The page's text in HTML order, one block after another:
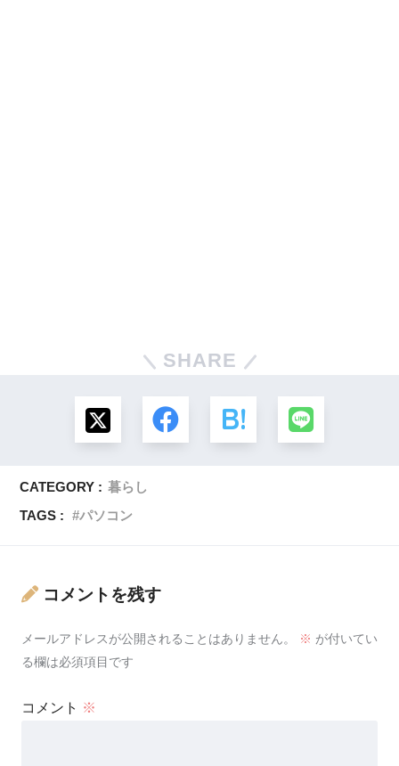
SHARE
CATEGORY : 暮らし
TAGS :
パソコン
コメントを残す
メールアドレスが公開されることはありません。 ※ が付いてい
る欄は必須項目です
コメント ※